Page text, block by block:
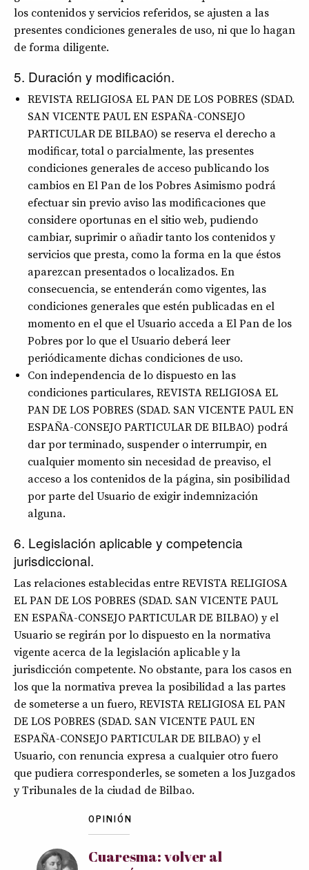
los contenidos y servicios referidos, se ajusten a las
presentes condiciones generales de uso, ni que lo hagan
de forma diligente.
5. Duración y modificación.
REVISTA RELIGIOSA EL PAN DE LOS POBRES (SDAD.
SAN VICENTE PAUL EN ESPAÑA-CONSEJO
PARTICULAR DE BILBAO) se reserva el derecho a
modificar, total o parcialmente, las presentes
condiciones generales de acceso publicando los
cambios en El Pan de los Pobres Asimismo podrá
efectuar sin previo aviso las modificaciones que
considere oportunas en el sitio web, pudiendo
cambiar, suprimir o añadir tanto los contenidos y
servicios que presta, como la forma en la que éstos
aparezcan presentados o localizados. En
consecuencia, se entenderán como vigentes, las
condiciones generales que estén publicadas en el
momento en el que el Usuario acceda a El Pan de los
Pobres por lo que el Usuario deberá leer
periódicamente dichas condiciones de uso.
Con independencia de lo dispuesto en las
condiciones particulares, REVISTA RELIGIOSA EL
PAN DE LOS POBRES (SDAD. SAN VICENTE PAUL EN
ESPAÑA-CONSEJO PARTICULAR DE BILBAO) podrá
dar por terminado, suspender o interrumpir, en
cualquier momento sin necesidad de preaviso, el
acceso a los contenidos de la página, sin posibilidad
por parte del Usuario de exigir indemnización
alguna.
6. Legislación aplicable y competencia
jurisdiccional.
Las relaciones establecidas entre REVISTA RELIGIOSA
EL PAN DE LOS POBRES (SDAD. SAN VICENTE PAUL
EN ESPAÑA-CONSEJO PARTICULAR DE BILBAO) y el
Usuario se regirán por lo dispuesto en la normativa
vigente acerca de la legislación aplicable y la
jurisdicción competente. No obstante, para los casos en
los que la normativa prevea la posibilidad a las partes
de someterse a un fuero, REVISTA RELIGIOSA EL PAN
DE LOS POBRES (SDAD. SAN VICENTE PAUL EN
ESPAÑA-CONSEJO PARTICULAR DE BILBAO) y el
Usuario, con renuncia expresa a cualquier otro fuero
que pudiera corresponderles, se someten a los Juzgados
y Tribunales de la ciudad de Bilbao.
OPINIÓN
Cuaresma: volver al